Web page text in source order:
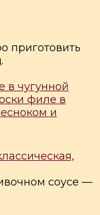
приготовить
соусе —